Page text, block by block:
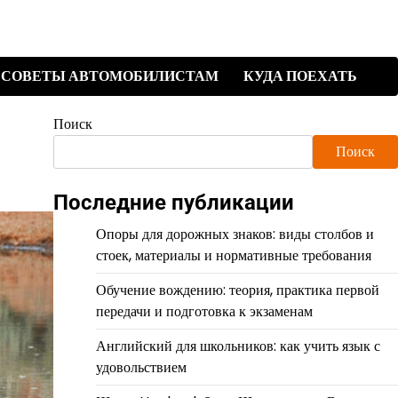
СОВЕТЫ АВТОМОБИЛИСТАМ КУДА ПОЕХАТЬ
Поиск
Поиск
Последние публикации
Опоры для дорожных знаков: виды столбов и
стоек, материалы и нормативные требования
Обучение вождению: теория, практика первой
передачи и подготовка к экзаменам
Английский для школьников: как учить язык с
удовольствием